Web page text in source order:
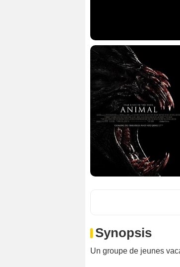
Synopsis
Un groupe de jeunes